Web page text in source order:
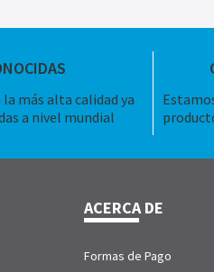
más alta calidad ya
a nivel mundial
ACERCA DE
Formas de Pago